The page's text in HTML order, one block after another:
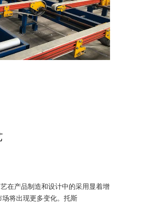
在产品制造和设计中的采用显着增
将出现更多变化。托斯